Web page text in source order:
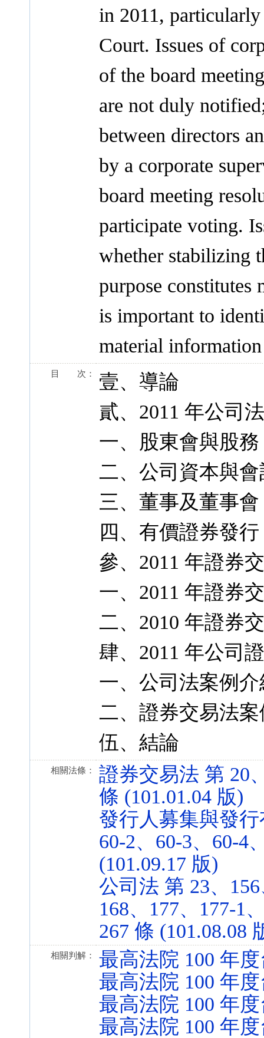
in 2011, particularly
Court. Issues of
of the board
are not duly
between directors
by a corporate
board meeting
participate voting.
whether stabilizing
purpose constitutes
is important to
material
目 次：
壹、導論
貳、2011 年公司
一、股東會與股務
二、公司資本與會
三、董事及董事會
四、有價證券發行
參、2011 年證券
一、2011 年證券
二、2010 年證券
肆、2011 年公司
一、公司法案例介
二、證券交易法
伍、結論
相關法條：
證券交易法 第 20
條 (101.01.04 版)
發行人募集與發
60-2、60-3、60-4
(101.09.17 版)
公司法 第 23、
168、177、177-1
267 條 (101.08.08
相關判解：
最高法院 100 年
最高法院 100 年
最高法院 100 年
最高法院 100 年